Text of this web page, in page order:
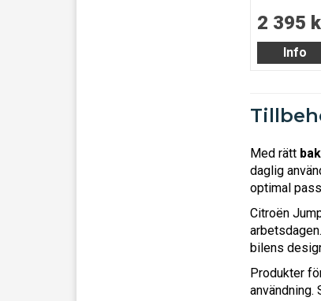
2 395
Info
Med rätt
daglig
optimal
Citroën
bilens
Produkter